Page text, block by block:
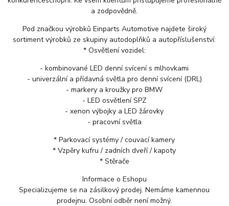
a zodpovědně.
Pod značkou výrobků Einparts Automotive najdete široký
sortiment výrobků ze skupiny autodoplňků a autopříslušenství:
* Osvětlení vozidel:
- kombinované LED denní svícení s mlhovkami
- univerzální a přídavná světla pro denní svícení (DRL)
- markery a kroužky pro BMW
- LED osvětlení SPZ
- xenon výbojky a LED žárovky
- pracovní světla
* Parkovací systémy / couvací kamery
* Vzpěry kufru / zadních dveří / kapoty
* Stěrače
Informace o Eshopu
Specializujeme se na zásilkový prodej. Nemáme kamennou
prodejnu. Osobní odběr není možný.